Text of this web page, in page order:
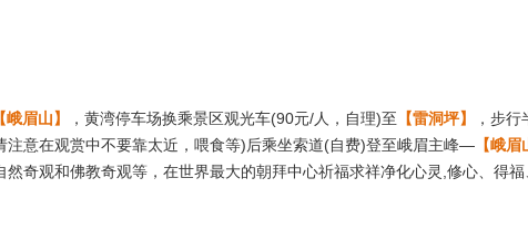
峨眉山】 ，黄湾停车场换乘景区观光车(90元/人，自理)至 【雷洞坪】 ，步
注意在观赏中不要靠太近，喂食等)后乘坐索道(自费)登至峨眉主峰— 【峨眉
然奇观和佛教奇观等，在世界最大的朝拜中心祈福求祥净化心灵,修心、得福